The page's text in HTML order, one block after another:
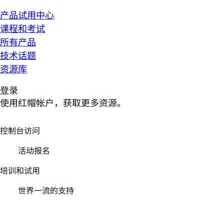
产品试用中心
课程和考试
所有产品
技术话题
资源库
登录
使用红帽帐户，获取更多资源。
控制台访问
活动报名
培训和试用
世界一流的支持